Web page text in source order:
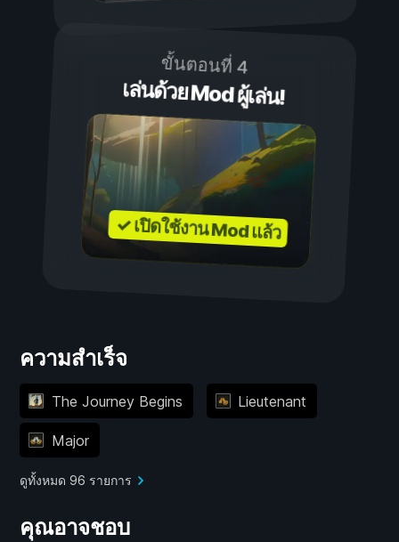
ขั้นตอนที่ 4
เล่นด้วย Mod ผู้เล่น!
✓ เปิดใช้งาน Mod แล้ว
ความสำเร็จ
The Journey Begins Lieutenant
Major
ดูทั้งหมด 96 รายการ
คุณอาจชอบ